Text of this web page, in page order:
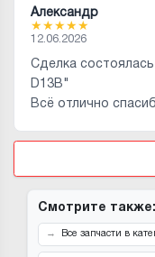
Александр
★★★★★
12.06.2026
Сделка
D13B"
Всё отлично
Смотрите также:
Все запчасти в